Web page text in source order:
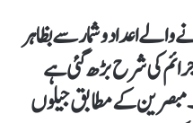
اعداد و شمار سے بظاہر
کی شرح بڑھ گئی ہے
مبصرین کے مطابق جیلوں